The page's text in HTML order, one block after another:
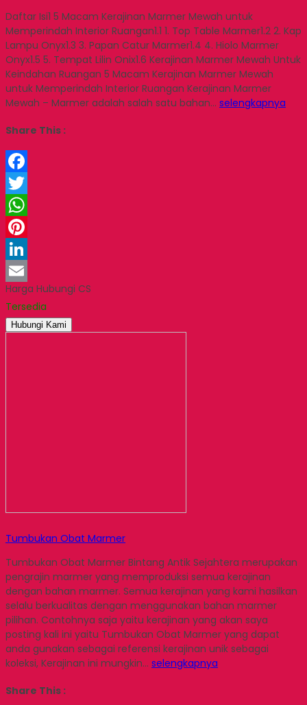
Daftar Isi1 5 Macam Kerajinan Marmer Mewah untuk
Memperindah Interior Ruangan1.1 1. Top Table Marmer1.2 2. Kap
Lampu Onyx1.3 3. Papan Catur Marmer1.4 4. Hiolo Marmer
Onyx1.5 5. Tempat Lilin Onix1.6 Kerajinan Marmer Mewah Untuk
Keindahan Ruangan 5 Macam Kerajinan Marmer Mewah
untuk Memperindah Interior Ruangan Kerajinan Marmer
Mewah – Marmer adalah salah satu bahan… selengkapnya
Share This :
Facebook
Twitter
WhatsApp
Pinterest
LinkedIn
Email
Harga Hubungi CS
Tersedia
Hubungi Kami
Tumbukan Obat Marmer
Tumbukan Obat Marmer Bintang Antik Sejahtera merupakan
pengrajin marmer yang memproduksi semua kerajinan
dengan bahan marmer. Semua kerajinan yang kami hasilkan
selalu berkualitas dengan menggunakan bahan marmer
pilihan. Contohnya saja yaitu kerajinan yang akan saya
posting kali ini yaitu Tumbukan Obat Marmer yang dapat
anda gunakan sebagai referensi kerajinan unik sebagai
koleksi, Kerajinan ini mungkin… selengkapnya
Share This :